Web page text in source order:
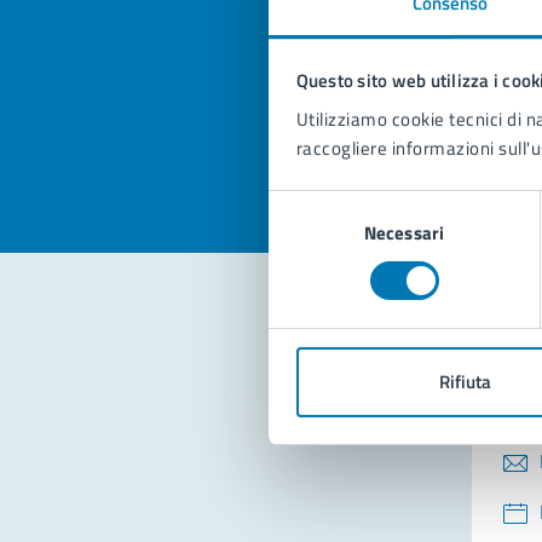
Questo sito web utilizza i
Utilizziamo cookie tecnici di
raccogliere informazioni
consenso
Necessari
Rifiuta